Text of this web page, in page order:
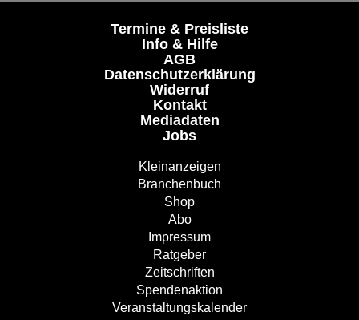
Termine & Preisliste
Info & Hilfe
AGB
Datenschutzerklärung
Widerruf
Kontakt
Mediadaten
Jobs
Kleinanzeigen
Branchenbuch
Shop
Abo
Impressum
Ratgeber
Zeitschriften
Spendenaktion
Veranstaltungskalender